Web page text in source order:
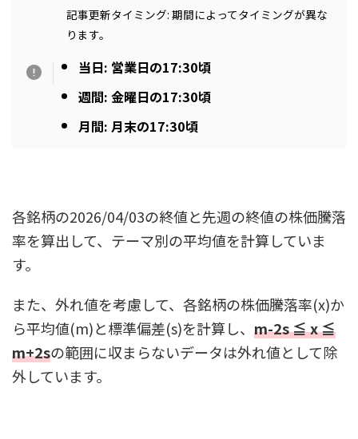
記事更新タイミング: 期間によってタイミングが異な
ります。
当日: 営業日の17:30頃
週間: 金曜日の17:30頃
月間: 月末の17:30頃
各銘柄の2026/04/03の終値と先週の終値の株価騰落
率を算出して、テーマ別の平均値を計算していま
す。
また、外れ値を考慮して、各銘柄の株価騰落率(x)か
ら平均値(m)と標準偏差(s)を計算し、 m-2s ≦ x ≦
m+2sの範囲に収まらないデータは外れ値として除
外しています。